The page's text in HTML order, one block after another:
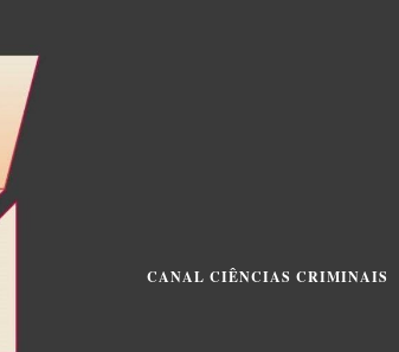
CANAL CIÊNCIAS CRIMINAIS